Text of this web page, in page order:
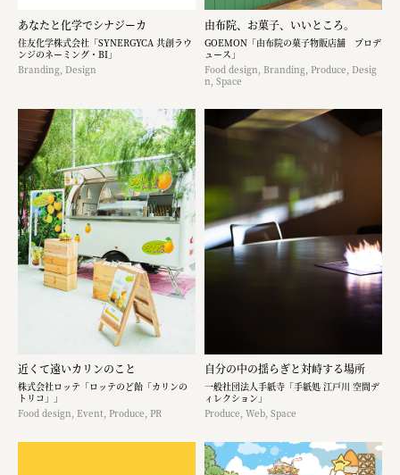
あなたと化学でシナジーカ
住友化学株式会社「SYNERGYCA 共創ラウ
ンジのネーミング・BI」
Branding, Design
由布院、お菓子、いいところ。
GOEMON「由布院の菓子物販店舗 プロデ
ュース」
Food design, Branding, Produce, Desig
n, Space
近くて遠いカリンのこと
株式会社ロッテ「ロッテのど飴「カリンの
トリコ」」
Food design, Event, Produce, PR
自分の中の揺らぎと対峙する場所
一般社団法人手紙寺「手紙処 江戸川 空間デ
ィレクション」
Produce, Web, Space